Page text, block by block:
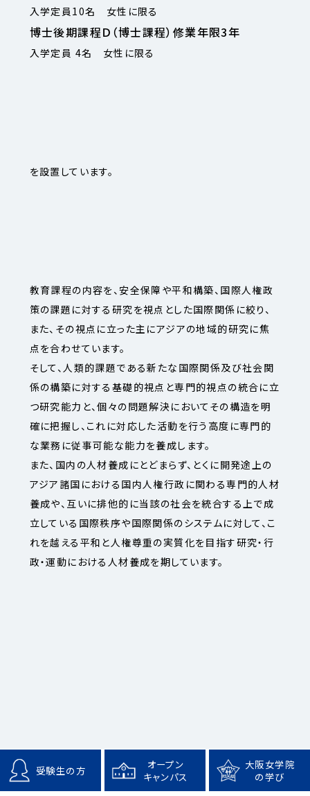
受験生の方
オープン
キャンパス
大阪女学院
の学び
入学定員10名 女性に限る
博士後期課程Ｄ（博士課程）修業年限3年
入学定員 4名 女性に限る
を設置しています。
教育課程の内容を、安全保障や平和構築、国際人権政
策の課題に対する研究を視点とした国際関係に絞り、
また、その視点に立った主にアジアの地域的研究に焦
点を合わせています。
そして、人類的課題である新たな国際関係及び社会関
係の構築に対する基礎的視点と専門的視点の統合に立
つ研究能力と、個々の問題解決においてその構造を明
確に把握し、これに対応した活動を行う高度に専門的
な業務に従事可能な能力を養成します。
また、国内の人材養成にとどまらず、とくに開発途上の
アジア諸国における国内人権行政に関わる専門的人材
養成や、互いに排他的に当該の社会を統合する上で成
立している国際秩序や国際関係のシステムに対して、こ
れを越える平和と人権尊重の実質化を目指す研究・行
政・運動における人材養成を期しています。